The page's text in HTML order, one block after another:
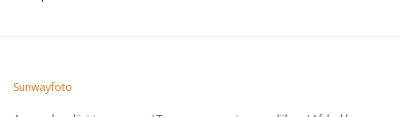
Sunwayfoto